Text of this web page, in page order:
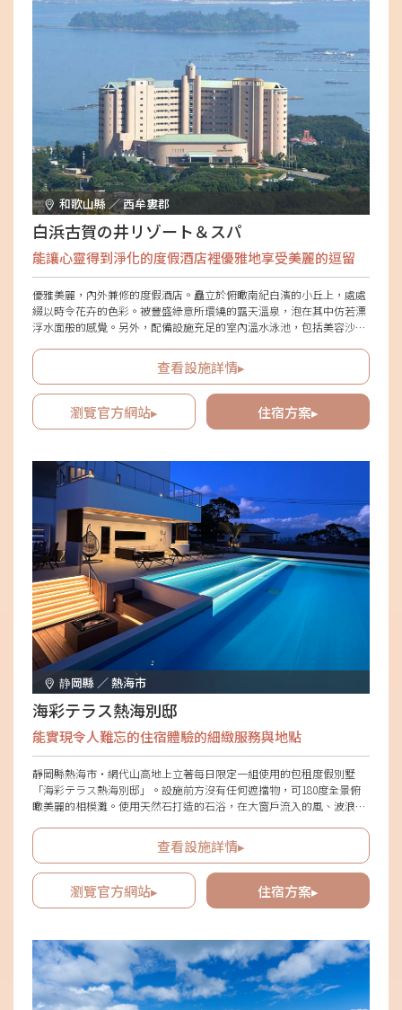
和歌山縣 ／ 西牟婁郡
白浜古賀の井リゾート＆スパ
能讓心靈得到淨化的度假酒店裡優雅地享受美麗的逗留
優雅美麗，內外兼修的度假酒店。矗立於俯瞰南紀白濱的小丘上，處處
綴以時令花卉的色彩。被豐盛綠意所環繞的露天溫泉，泡在其中仿若漂
浮水面般的感覺。另外，配備設施充足的室內溫水泳池，包括美容沙
受的私人燈光秀，讓您得以在幻影燈光下度過奢華假期。
查看設施詳情▸
瀏覽官方網站▸ 住宿方案▸
静岡縣 ／ 熱海市
海彩テラス熱海別邸
能實現令人難忘的住宿體驗的細緻服務與地點
靜岡縣熱海市・網代山高地上立著每日限定一組使用的包租度假別墅
「海彩テラス熱海別邸」。設施前方沒有任何遮擋物，可180度全景俯
瞰美麗的相模灘。使用天然石打造的石浴，在大窗戶流入的風、波浪聲
拿，洗浴後還能利用游泳池當作水冷浴，令人十分喜悅。充滿非日常感
的地點與完善設備，配合細緻周到的款待，實現身心療癒與奢華的住宿
體驗。
查看設施詳情▸
瀏覽官方網站▸ 住宿方案▸